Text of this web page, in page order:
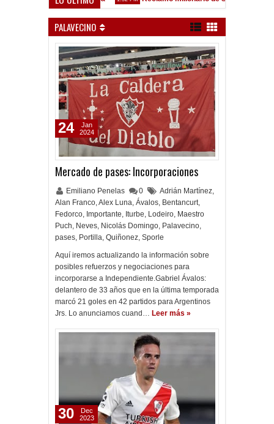
PALAVECINO
Mercado de pases: Incorporaciones
Emiliano Penelas 0 Adrián Martínez,
Alan Franco,Alex Luna, Ávalos, Bentancurt,
Fedorco, Importante, Iturbe, Lodeiro, Maestro
Puch, Neves, Nicolás Domingo, Palavecino,
pases, Portilla, Quiñonez, Sporle
Aquí iremos actualizando la información sobre
posibles refuerzos y negociaciones para
incorporarse a Independiente.Gabriel Ávalos:
delantero de 33 años que en la última temporada
marcó 21 goles en 42 partidos para Argentinos
Jrs. Lo anunciamos cuand… Leer más »
24
Jan
2024
30
Dec
2023